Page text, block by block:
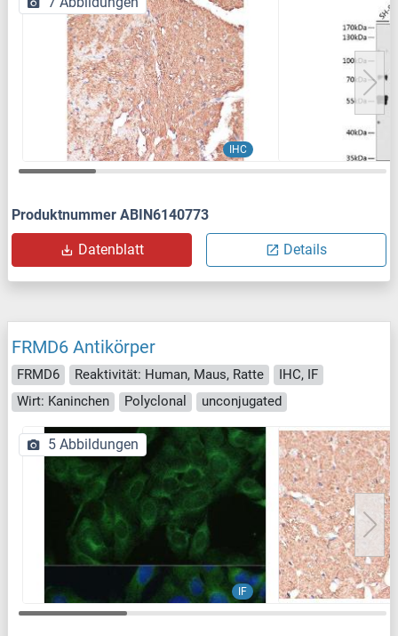
IHC
Produktnummer ABIN6140773
Datenblatt Details
FRMD6 Antikörper
FRMD6 Reaktivität: Human, Maus, Ratte
IHC, IF
Wirt: Kaninchen
Polyclonal unconjugated
IF
5 Abbildungen